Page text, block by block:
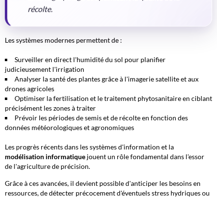
récolte.
Les systèmes modernes permettent de :
Surveiller en direct l'humidité du sol pour planifier
judicieusement l'irrigation
Analyser la santé des plantes grâce à l'imagerie satellite et aux
drones agricoles
Optimiser la fertilisation et le traitement phytosanitaire en ciblant
précisément les zones à traiter
Prévoir les périodes de semis et de récolte en fonction des
données météorologiques et agronomiques
Les progrès récents dans lessystèmes d'information et la
modélisation informatique jouent un rôle fondamental dans l'essor
de l'agriculture de précision.
Grâce à ces avancées, il devient possible d'anticiper les besoins en
ressources, de détecter précocement d'éventuels stress hydriques ou